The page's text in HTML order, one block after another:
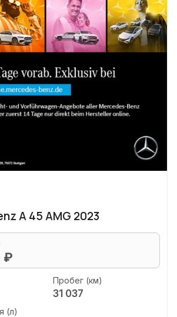
A 45 AMG 2023
₽
Пробег (км)
31 037
(л)